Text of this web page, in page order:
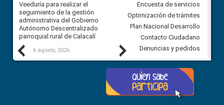
Previous
Veeduría para realizar el
seguimiento de la gestión
administrativa del Gobierno
Autónomo Descentralizado
parroquial rural de Calacalí
6 agosto, 2026
Veeduría para vigilar los
derivados de la Audiencia
comunidad Urbina, parroquia
Carolina
5 agosto, 2026
Next
Encuesta de servicios
Optimización de trámites
Plan Nacional Desarrollo
Contacto Ciudadano
Denuncias y pedidos